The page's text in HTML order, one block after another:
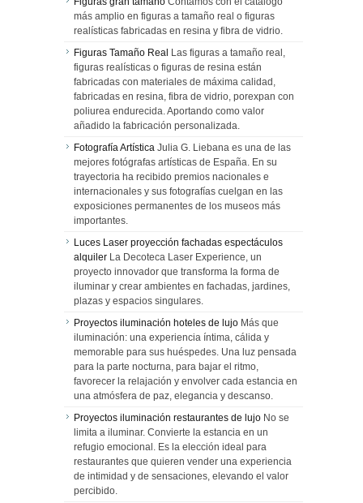
más amplio en figuras a tamaño real o figuras
realísticas fabricadas en resina y fibra de vidrio.
Figuras Tamaño Real Las figuras a tamaño real,
figuras realísticas o figuras de resina están
fabricadas con materiales de máxima calidad,
fabricadas en resina, fibra de vidrio, porexpan con
poliurea endurecida. Aportando como valor
añadido la fabricación personalizada.
Fotografía Artística Julia G. Liebana es una de las
mejores fotógrafas artísticas de España. En su
trayectoria ha recibido premios nacionales e
internacionales y sus fotografías cuelgan en las
exposiciones permanentes de los museos más
importantes.
Luces Laser proyección fachadas espectáculos
alquiler La Decoteca Laser Experience, un
proyecto innovador que transforma la forma de
iluminar y crear ambientes en fachadas, jardines,
plazas y espacios singulares.
Proyectos iluminación hoteles de lujo Más que
iluminación: una experiencia íntima, cálida y
memorable para sus huéspedes. Una luz pensada
para la parte nocturna, para bajar el ritmo,
favorecer la relajación y envolver cada estancia en
una atmósfera de paz, elegancia y descanso.
Proyectos iluminación restaurantes de lujo No se
limita a iluminar. Convierte la estancia en un
refugio emocional. Es la elección ideal para
restaurantes que quieren vender una experiencia
de intimidad y de sensaciones, elevando el valor
percibido.